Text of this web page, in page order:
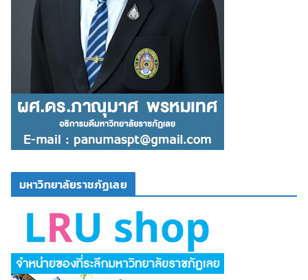
มหาวิทยาลัยราชภัฏเลย